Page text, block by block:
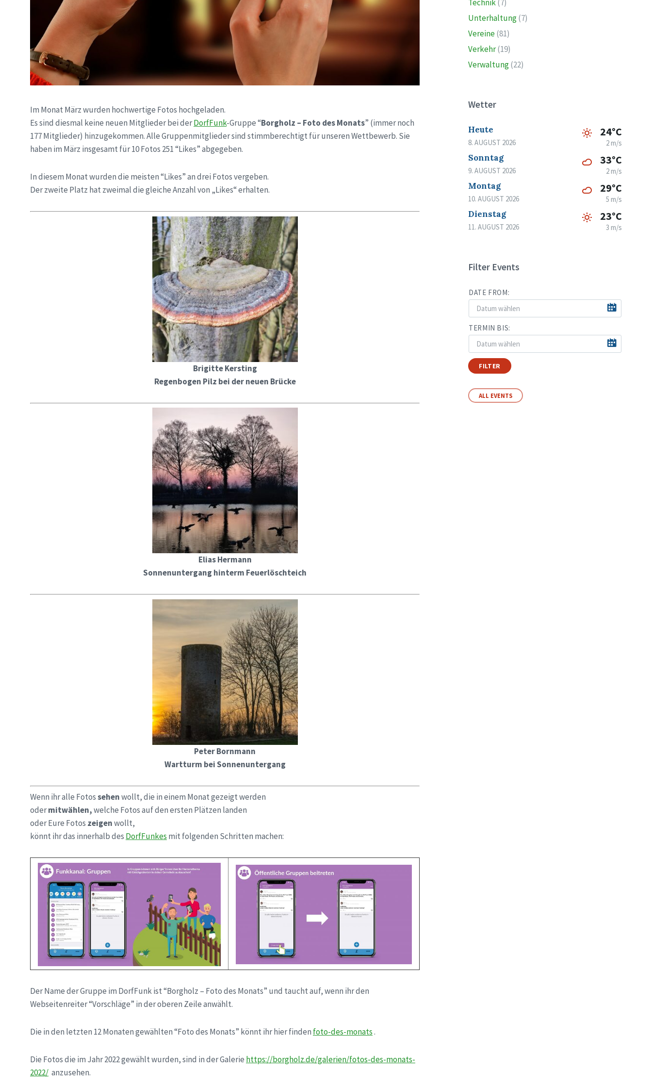
Im Monat März wurden hochwertige Fotos hochgeladen.
Es sind diesmal keine neuen Mitglieder bei derDorfFunk-Gruppe “Borgholz – Foto des Monats” (immer noch
177 Mitglieder) hinzugekommen. Alle Gruppenmitglieder sind stimmberechtigt für unseren Wettbewerb. Sie
haben im März insgesamt für 10 Fotos 251 “Likes” abgegeben.
In diesem Monat wurden die meisten “Likes” an drei Fotos vergeben.
Der zweite Platz hat zweimal die gleiche Anzahl von „Likes“ erhalten.
Brigitte Kersting
Regenbogen Pilz bei der neuen Brücke
Elias Hermann
Sonnenuntergang hinterm Feuerlöschteich
Peter Bornmann
Wartturm bei Sonnenuntergang
Wenn ihr alle Fotossehenwollt, die in einem Monat gezeigt werden
odermitwählen,welche Fotos auf den ersten Plätzen landen
oder Eure Fotos zeigenwollt,
könnt ihr das innerhalb des DorfFunkes mit folgenden Schritten machen:
Der Name der Gruppe im DorfFunk ist “Borgholz – Foto des Monats” und taucht auf, wenn ihr den
Webseitenreiter “Vorschläge” in der oberen Zeile anwählt.
Die in den letzten 12 Monaten gewählten “Foto des Monats” könnt ihr hier finden foto-des-monats.
Die Fotos die im Jahr 2022 gewählt wurden, sind in der Galerie https://borgholz.de/galerien/fotos-des-monats-
2022/ anzusehen.
Technik(7)
Unterhaltung(7)
Vereine(81)
Verkehr(19)
Verwaltung(22)
Wetter
Heute
8. AUGUST 2026
24°C
2 m/s
Sonntag
9. AUGUST 2026
33°C
2 m/s
Montag
10. AUGUST 2026
29°C
5 m/s
Dienstag
11. AUGUST 2026
23°C
3 m/s
Filter Events
DATE FROM:
TERMIN BIS:
FILTER
ALL EVENTS